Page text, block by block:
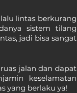
lintas berkurang
sistem tilang
jadi bisa sangat
jalan dan dapat
keselamatan
yang berlaku ya!